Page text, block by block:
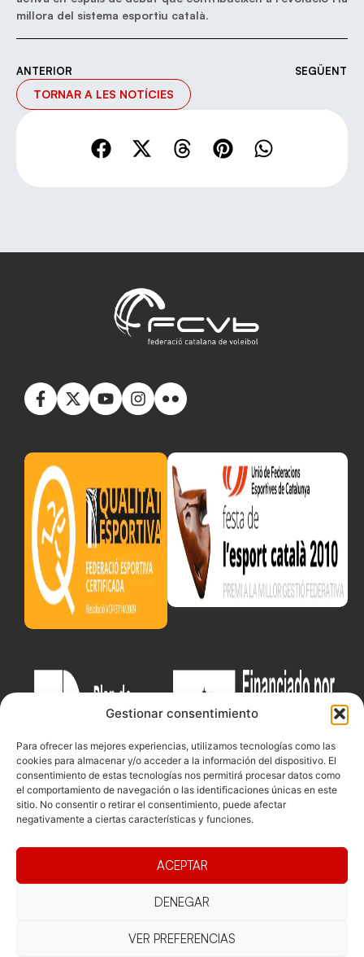
Gestionar consentimiento
Para ofrecer las mejores experiencias, utilizamos tecnologías como las
cookies para almacenar y/o acceder a la información del dispositivo. El
consentimiento de estas tecnologías nos permitirá procesar datos como
el comportamiento de navegación o las identificaciones únicas en este
sitio. No consentir o retirar el consentimiento, puede afectar
negativamente a ciertas características y funciones.
ACEPTAR
DENEGAR
VER PREFERENCIAS
millora del sistema esportiu català.
ANTERIOR SEGÜENT
TORNAR A LES NOTÍCIES
Federació
Competicions
Competiciones
Playa
Documentacio
Funcionament
Transparència
Eleccions
Carrer de les